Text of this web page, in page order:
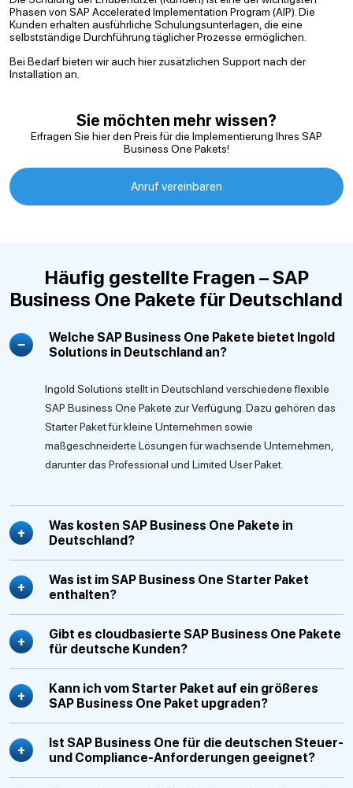
Phasen von SAP Accelerated Implementation Program (AIP). Die
Kunden erhalten ausführliche Schulungsunterlagen, die eine
selbstständige Durchführung täglicher Prozesse ermöglichen.
Bei Bedarf bieten wir auch hier zusätzlichen Support nach der
Installation an.
Sie möchten mehr wissen?
Erfragen Sie hier den Preis für die Implementierung Ihres SAP
Business One Pakets!
Anruf vereinbaren
Häufig gestellte Fragen – SAP
Business One Pakete für Deutschland
Welche SAP Business One Pakete bietet Ingold
Solutions in Deutschland an?
Ingold Solutions stellt in Deutschland verschiedene flexible
SAP Business One Pakete zur Verfügung. Dazu gehören das
Starter Paket für kleine Unternehmen sowie
maßgeschneiderte Lösungen für wachsende Unternehmen,
darunter das Professional und Limited User Paket.
Was kosten SAP Business One Pakete in
Deutschland?
Was ist im SAP Business One Starter Paket
enthalten?
Gibt es cloudbasierte SAP Business One Pakete
für deutsche Kunden?
Kann ich vom Starter Paket auf ein größeres
SAP Business One Paket upgraden?
Ist SAP Business One für die deutschen Steuer-
und Compliance-Anforderungen geeignet?